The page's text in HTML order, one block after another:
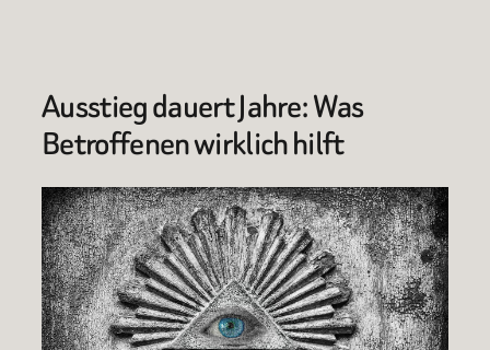
Ausstieg dauert Jahre: Was
Betroffenen wirklich hilft